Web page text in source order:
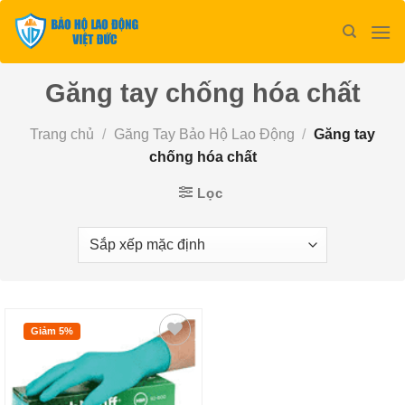
qua
Găng tay chống hóa chất
Trang chủ / Găng Tay Bảo Hộ Lao Động / Găng tay
chống hóa chất
Lọc
Giảm 5%